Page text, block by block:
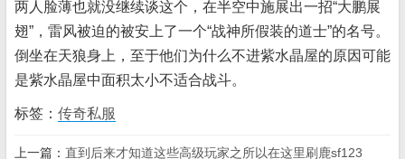
两人脸薄也就没继续谈这个，在半空中施展出一招“大鹏展
翅”，雷风被迫的被安上了一个“战神所假装的道士”的名号。
倒坐在天狼身上，至于他们为什么不进紫水晶屋的原因可能
是紫水晶屋中面积太小不适合战斗。
标签： 传奇私服
上一篇： 直到后来才知道这些高级玩家之所以在这里刷鹿sf123